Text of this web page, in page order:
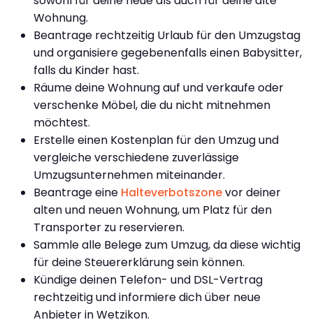
Wohnung.
Beantrage rechtzeitig Urlaub für den Umzugstag
und organisiere gegebenenfalls einen Babysitter,
falls du Kinder hast.
Räume deine Wohnung auf und verkaufe oder
verschenke Möbel, die du nicht mitnehmen
möchtest.
Erstelle einen Kostenplan für den Umzug und
vergleiche verschiedene zuverlässige
Umzugsunternehmen miteinander.
Beantrage eine Halteverbotszonevor deiner
alten und neuen Wohnung, um Platz für den
Transporter zu reservieren.
Sammle alle Belege zum Umzug, da diese wichtig
für deine Steuererklärung sein können.
Kündige deinen Telefon- und DSL-Vertrag
rechtzeitig und informiere dich über neue
Anbieter in Wetzikon.